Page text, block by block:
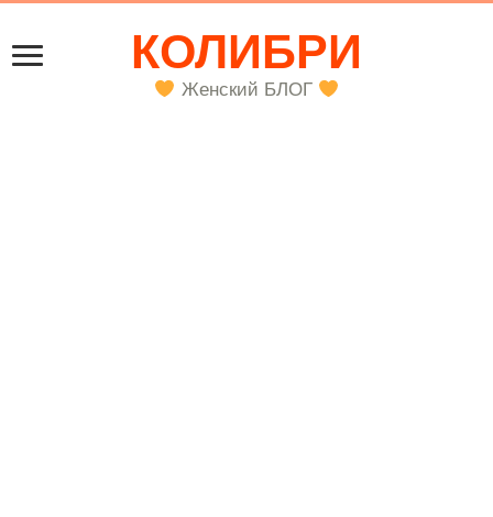
КОЛИБРИ
Женский БЛОГ